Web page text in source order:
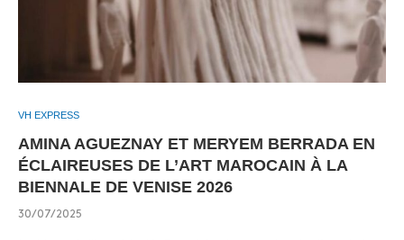
VH EXPRESS
AMINA AGUEZNAY ET MERYEM BERRADA EN
ÉCLAIREUSES DE L’ART MAROCAIN À LA
BIENNALE DE VENISE 2026
30/07/2025